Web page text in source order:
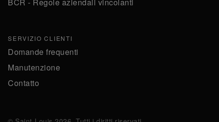
SERVIZIO CLIENTI
Domande frequenti
Manutenzione
Contatto